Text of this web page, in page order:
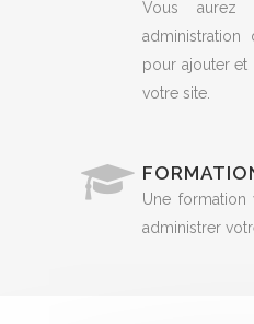
Vous
pour ajouter
votre site.
Une
administrer